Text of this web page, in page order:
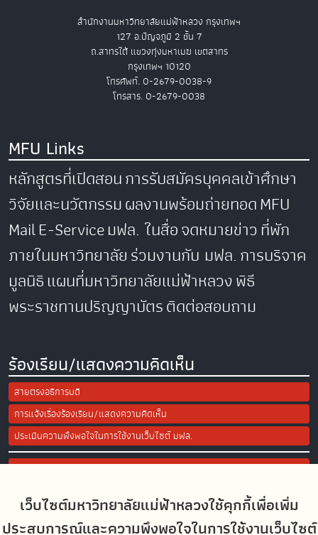
เว็บไซต์มหาวิทยาลัยแม่ฟ้าหลวงใช้คุกกี้เพื่อเพิ่ม
ประสบการณ์และความพึงพอใจในการใช้งานเว็บไซต์
สำนักงานมหาวิทยาลัยแม่ฟ้าหลวง กรุงเทพฯ
127 อ.ปัญจภูมิ 2 ชั้น 7
ถ.สาทรใต้ แขวงทุ่งมหาเมฆ เขตสาทร
กรุงเทพฯ 10120
โทรศัพท์. 0-2679-0038-9
โทรสาร. 0-2679-0038
MFU Links
หลักสูตรที่เปิดสอนการรับสมัครบุคคลเข้าศึกษา
วิจัยและนวัตกรรมผลงานพร้อมถ่ายทอดMFU
MailE-Serviceมฟล. ในสื่อจดหมายข่าวที่พัก
ภายในมหาวิทยาลัยร่วมงานกับ มฟล.การบริจาค
มูลนิธิแผนที่มหาวิทยาลัยแม่ฟ้าหลวงพิธี
พระราชทานปริญญาบัตรติดต่อสอบถาม
ร้องเรียน/แสดงความคิดเห็น
สายตรงอธิการบดี
การแจ้งเรื่องร้องเรียน/แสดงความคิดเห็น
ประเมินความพึงพอใจในการใช้งานเว็บไซต์ มฟล.
Site Map
Social Media